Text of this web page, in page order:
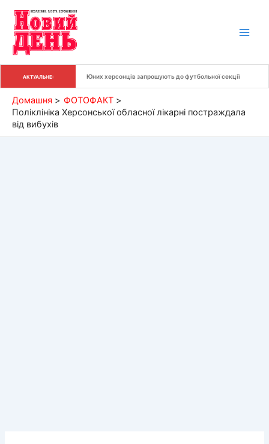
вмісту
АКТУАЛЬНЕ: Юних херсонців запрошують до футбольної секції
Домашня
ФОТОФАКТ
Поліклініка Херсонської обласної лікарні постраждала
від вибухів